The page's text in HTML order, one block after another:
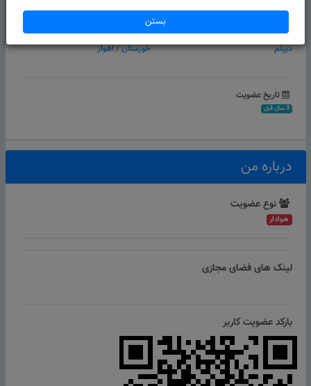
تحصیلات
دیپلم
موقعیت
خوزستان/اهواز
تاریخ عضویت
3 سال قبل
درباره من
نوع عضویت
هوادار
لینک های فضای مجازی
بارکد عضویت کاربر
بستن